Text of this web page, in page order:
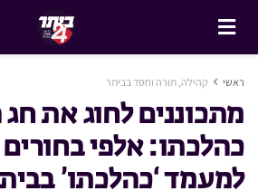
ראשי קהילה, תורה וחסד בביתר
מתכוננים לחוג את
כהלכתו: אלפי
למעמד ‘כהלכתו’